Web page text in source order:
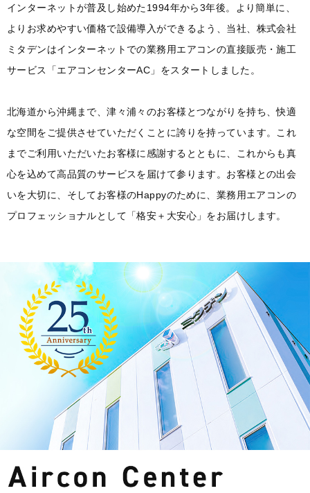
インターネットが普及し始めた1994年から3年後。
より簡単に、
よりお求めやすい価格で設備導入ができるよう、当社、株式会社
ミタデンはインターネットでの業務用エアコンの直接販売・施工
サービス「エアコンセンターAC」をスタートしました。
北海道から沖縄まで、津々浦々のお客様とつながりを持ち、快適
な空間をご提供させていただくことに誇りを持っています。
これ
までご利用いただいたお客様に感謝するとともに、これからも真
心を込めて高品質のサービスを届けて参ります。 お客様との出会
いを大切に、そしてお客様のHappyのために、業務用エアコンの
プロフェッショナルとして「格安＋大安心」をお届けします。